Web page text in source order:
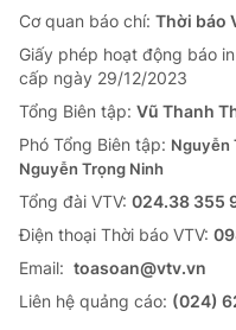
Cơ quan báo chí: Thời báo
Giấy phép hoạt động báo
cấp ngày 29/12/2023
Tổng Biên tập: Vũ Thanh
Phó Tổng Biên tập: Nguyễn
Nguyễn Trọng Ninh
Tổng đài VTV: 024.38 355
Ðiện thoại Thời báo VTV:
Email: toasoan@vtv.vn
Liên hệ quảng cáo: (024)